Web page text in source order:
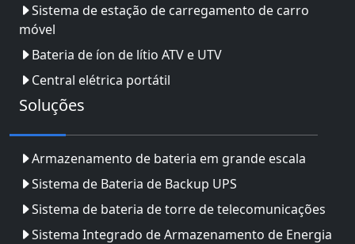
Sistema de estação de carregamento de carro
móvel
Bateria de íon de lítio ATV e UTV
Central elétrica portátil
Soluções
Armazenamento de bateria em grande escala
Sistema de Bateria de Backup UPS
Sistema de bateria de torre de telecomunicações
Sistema Integrado de Armazenamento de Energia